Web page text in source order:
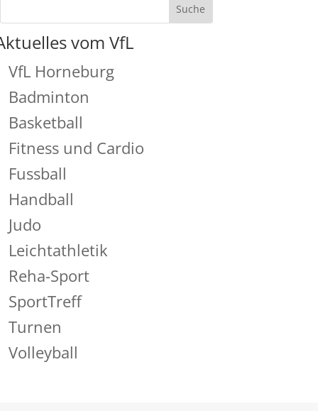
vom VfL
VfL Horneburg
Badminton
Basketball
Fitness und Cardio
Fussball
Handball
Judo
Leichtathletik
Reha-Sport
SportTreff
Turnen
Volleyball